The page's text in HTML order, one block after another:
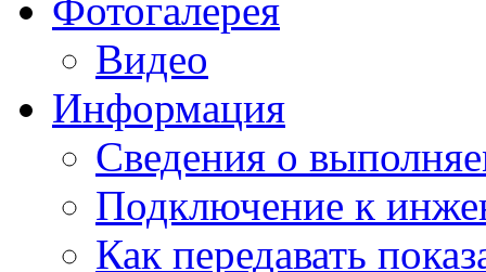
Фотогалерея
Видео
Информация
Сведения о
Подключение к
Как передавать